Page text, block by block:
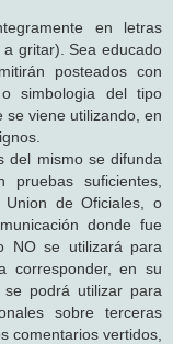
en letras
a gritar). Sea educado
posteados con
simbologia del tipo
se viene utilizando, en
del mismo se difunda
suficientes,
de Oficiales, o
donde fue
NO se utilizará para
corresponder, en su
podrá utilizar para
sobre terceras
comentarios vertidos,